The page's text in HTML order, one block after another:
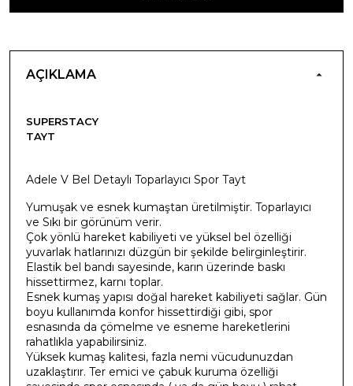
AÇIKLAMA
SUPERSTACY
TAYT
Adele V Bel Detaylı Toparlayıcı Spor Tayt
Yumuşak ve esnek kumaştan üretilmiştir. Toparlayıcı
ve Sıkı bir görünüm verir.
Çok yönlü hareket kabiliyeti ve yüksel bel özelliği
yuvarlak hatlarınızı düzgün bir şekilde belirginleştirir.
Elastik bel bandı sayesinde, karın üzerinde baskı
hissettirmez, karnı toplar.
Esnek kumaş yapısı doğal hareket kabiliyeti sağlar. Gün
boyu kullanımda konfor hissettirdiği gibi, spor
esnasında da çömelme ve esneme hareketlerini
rahatlıkla yapabilirsiniz.
Yüksek kumaş kalitesi, fazla nemi vücudunuzdan
uzaklaştırır. Ter emici ve çabuk kuruma özelliği